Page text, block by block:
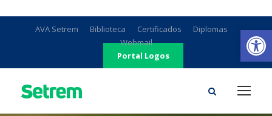
AVA Setrem Biblioteca Certificados
Diplomas
Webmail
Portal Logos